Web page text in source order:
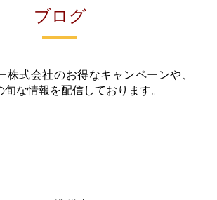
ブログ
株式会社のお得なキャンペーンや、
な情報を配信しております。